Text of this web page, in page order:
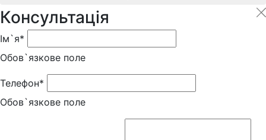
Консультація
Ім`я*
Обов`язкове поле
Телефон*
Обов`язкове поле